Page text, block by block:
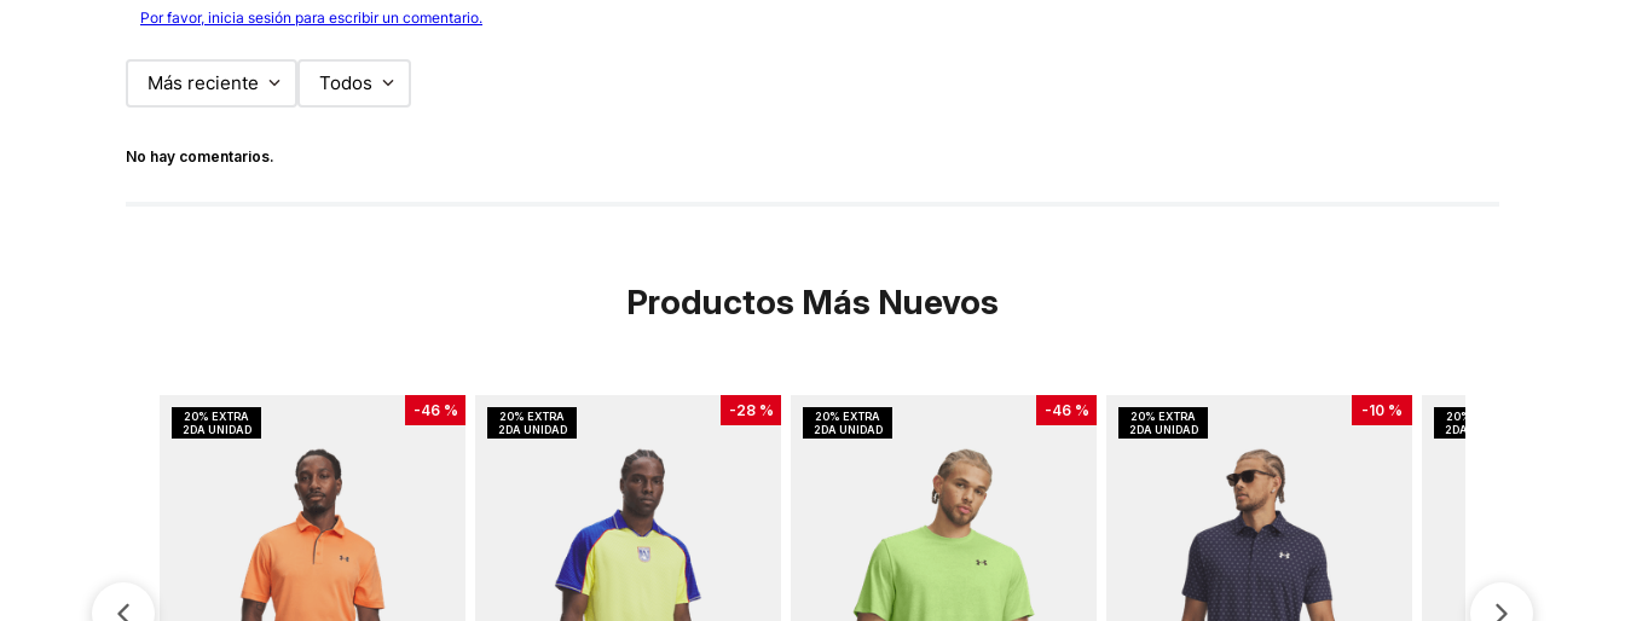
Por favor, inicia sesión para escribir un comentario.
Más reciente Todos
No hay comentarios.
Productos Más Nuevos
-46 % -28 % -46 % -10 %